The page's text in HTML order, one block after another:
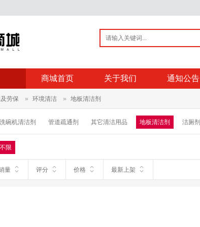
商城首页 关于我们 通知公告
劳保 环境清洁 地板清洁剂
洗碗机清洁剂 管道疏通剂 其它清洁用品 地板清洁剂 洁厕剂
不限
量 评分 价格 最新上架